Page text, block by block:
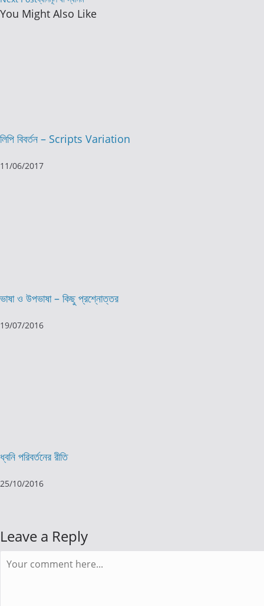
articles
You Might Also Like
লিপি বিবর্তন – Scripts Variation
11/06/2017
ভাষা ও উপভাষা – কিছু প্রশ্নোত্তর
19/07/2016
ধ্বনি পরিবর্তনের রীতি
25/10/2016
Leave a Reply
Comment